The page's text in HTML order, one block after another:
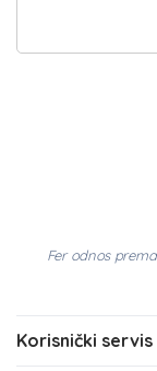
Fer odnos
Korisnički servis